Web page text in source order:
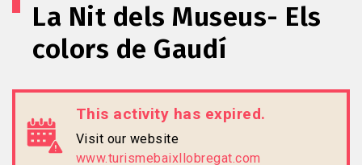
La Nit dels Museus- Els
colors de Gaudí
This activity has expired.
Visit our website
www.turismebaixllobregat.com